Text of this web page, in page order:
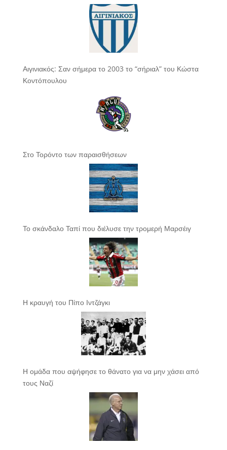
Αιγινιακός: Σαν σήμερα το 2003 το “σήριαλ” του Κώστα
Κοντόπουλου
Στο Τορόντο των παραισθήσεων
Το σκάνδαλο Ταπί που διέλυσε την τρομερή Μαρσέιγ
Η κραυγή του Πίπο Ιντζάγκι
Η ομάδα που αψήφησε το θάνατο για να μην χάσει από
τους Ναζί